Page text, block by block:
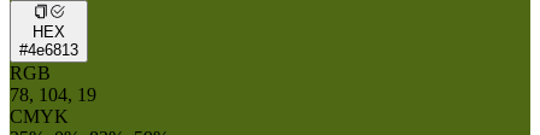
HEX
#4e6813
RGB
78, 104, 19
CMYK